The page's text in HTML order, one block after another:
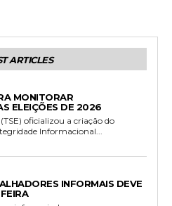
ARTICLES
MONITORAR
ELEIÇÕES DE 2026
oficializou a criação do
Informacional...
INFORMAIS DEVE